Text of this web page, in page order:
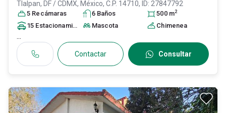
Tlalpan, DF / CDMX, México, C.P. 14710, ID: 27847792
5 Recámaras 6 Baños 500 m2
15 Estacionamiento s Mascota Chimenea
...
Contactar Consultar